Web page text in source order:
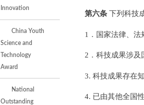
Innovation
China Youth
Science and
Technology
Award
National
Outstanding
第六条下列科技
1．国家法律、
2．科技成果涉及
3. 科技成果存在
4. 已由其他全国